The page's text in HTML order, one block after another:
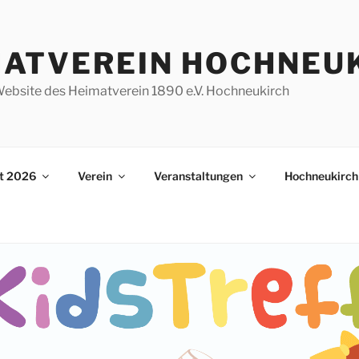
des Heimatverein 1890 e.V. Hochneukirch
2026 Verein Veranstaltungen Hochneukirch